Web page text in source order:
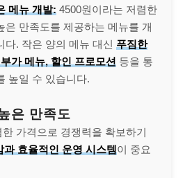
메뉴 개발: 4500원이라는 저렴한
은 만족도를 제공하는 메뉴를 개
다. 작은 양의 메뉴 대신 푸짐한
가 메뉴, 할인 프로모션 등을 통
높일 수 있습니다.
은 만족도
가격으로 경쟁력을 확보하기
과 효율적인 운영 시스템이 중요